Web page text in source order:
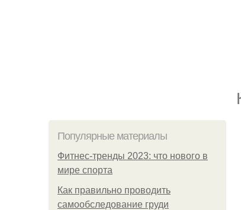
Популярные материалы
Фитнес-тренды 2023: что нового в
мире спорта
Как правильно проводить
самообследование груди